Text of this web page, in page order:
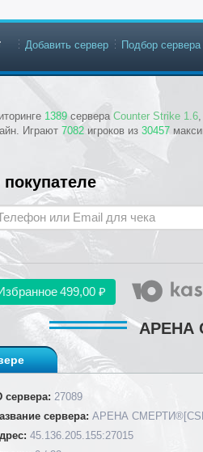
1389 сервера Counter Strike 1.6
Играют 7082 игроков из 30457
Добавить сервер Подбор сервера
499,00 ₽
АРЕНА
сервера: 27089
сервера: АРЕНА
45.136.205.155:27015